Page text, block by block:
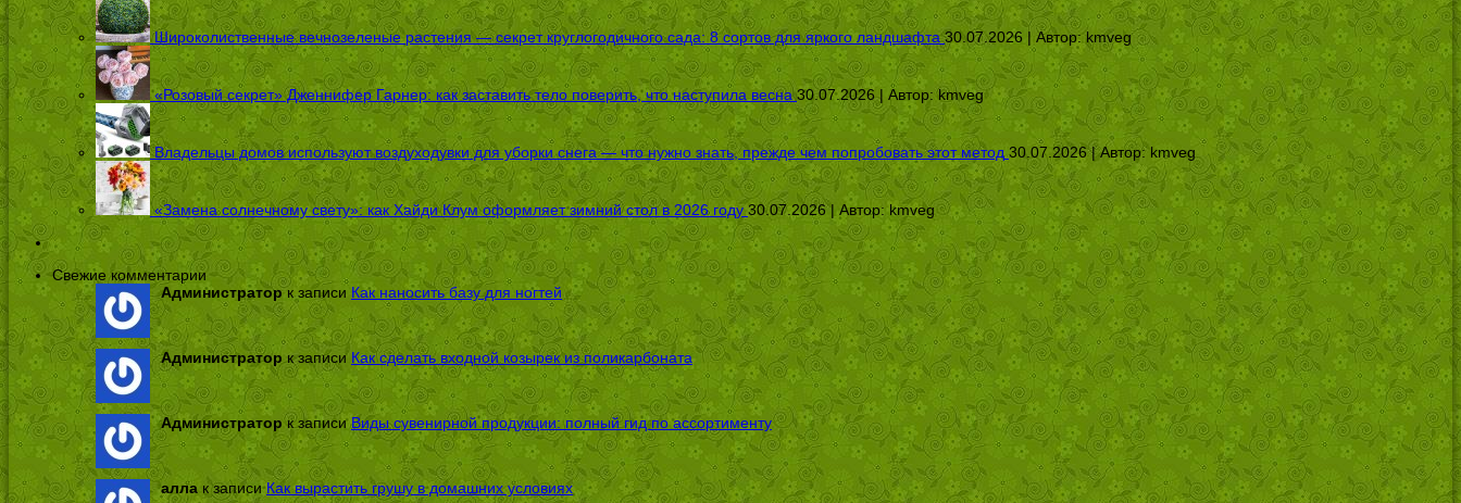
Широколиственные вечнозеленые растения — секрет круглогодичного сада: 8 сортов для яркого ландшафта 30.07.2026 | Автор:kmveg
«Розовый секрет» Дженнифер Гарнер: как заставить тело поверить, что наступила весна 30.07.2026 | Автор:kmveg
Владельцы домов используют воздуходувки для уборки снега — что нужно знать, прежде чем попробовать этот метод 30.07.2026 | Автор:kmveg
«Замена солнечному свету»: как Хайди Клум оформляет зимний стол в 2026 году 30.07.2026 | Автор:kmveg
Свежие комментарии
Администраторк записи Как наносить базу для ногтей
Администраторк записиКак сделать входной козырек из поликарбоната
Администраторк записиВиды сувенирной продукции: полный гид по ассортименту
алла к записиКак вырастить грушу в домашних условиях